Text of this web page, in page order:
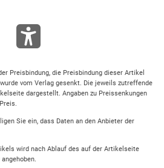
Preisbindung, die Preisbindung dieser Artikel
vom Verlag gesenkt. Die jeweils zutreffende
dargestellt. Angaben zu Preissenkungen
Sie ein, dass Daten an den Anbieter der
wird nach Ablauf des auf der Artikelseite